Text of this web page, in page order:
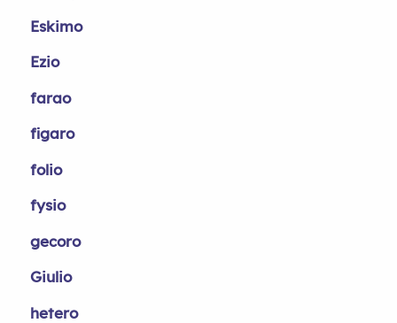
Eskimo
Ezio
farao
figaro
folio
fysio
gecoro
Giulio
hetero